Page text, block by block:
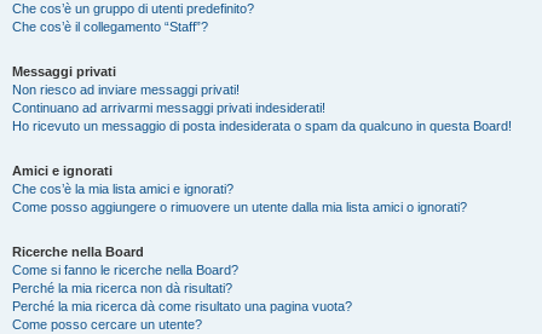
Che cos’è un gruppo di utenti predefinito?
Che cos’è il collegamento “Staff”?
Messaggi privati
Non riesco ad inviare messaggi privati!
Continuano ad arrivarmi messaggi privati indesiderati!
Ho ricevuto un messaggio di posta indesiderata o spam da qualcuno in questa Board!
Amici e ignorati
Che cos’è la mia lista amici e ignorati?
Come posso aggiungere o rimuovere un utente dalla mia lista amici o ignorati?
Ricerche nella Board
Come si fanno le ricerche nella Board?
Perché la mia ricerca non dà risultati?
Perché la mia ricerca dà come risultato una pagina vuota?
Come posso cercare un utente?